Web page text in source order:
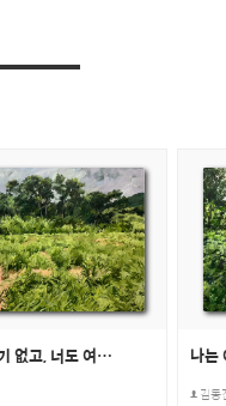
나는 여기 없고, 너도 여기 없는
김동